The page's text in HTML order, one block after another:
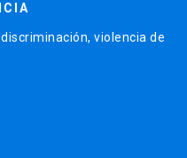
violencia de